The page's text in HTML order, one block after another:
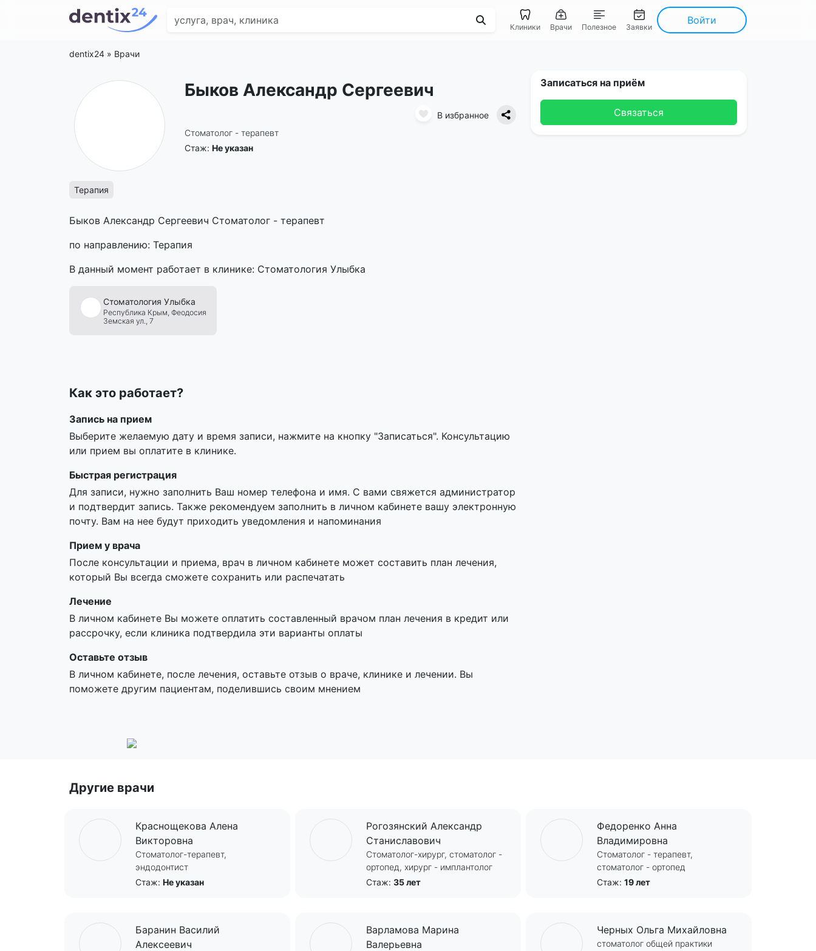
Клиники Врачи Полезное Заявки
Войти
dentix24 » Врачи
Быков Александр Сергеевич
В избранное
Стоматолог - терапевт
Стаж: Не указан
Терапия
Быков Александр Сергеевич Стоматолог - терапевт
по направлению: Терапия
В данный момент работает в клинике: Стоматология Улыбка
Стоматология Улыбка
Республика Крым, Феодосия
Земская ул., 7
Записаться на приём
Связаться
Как это работает?
Запись на прием
Выберите желаемую дату и время записи, нажмите на кнопку "Записаться". Консультацию
или прием вы оплатите в клинике.
Быстрая регистрация
Для записи, нужно заполнить Ваш номер телефона и имя. С вами свяжется администратор
и подтвердит запись. Также рекомендуем заполнить в личном кабинете вашу электронную
почту. Вам на нее будут приходить уведомления и напоминания
Прием у врача
После консультации и приема, врач в личном кабинете может составить план лечения,
который Вы всегда сможете сохранить или распечатать
Лечение
В личном кабинете Вы можете оплатить составленный врачом план лечения в кредит или
рассрочку, если клиника подтвердила эти варианты оплаты
Оставьте отзыв
В личном кабинете, после лечения, оставьте отзыв о враче, клинике и лечении. Вы
поможете другим пациентам, поделившись своим мнением
Другие врачи
Краснощекова Алена
Викторовна
Стоматолог-терапевт,
эндодонтист
Стаж: Не указан
Рогозянский Александр
Станиславович
Стоматолог-хирург, стоматолог -
ортопед, хирург - имплантолог
Стаж: 35 лет
Федоренко Анна
Владимировна
Стоматолог - терапевт,
стоматолог - ортопед
Стаж: 19 лет
Баранин Василий
Алексеевич
Варламова Марина
Валерьевна
Черных Ольга Михайловна
стоматолог общей практики